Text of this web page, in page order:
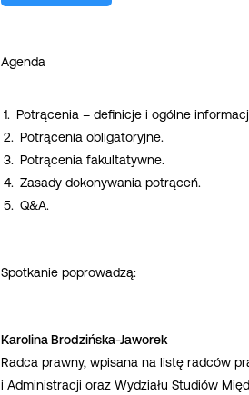
Agenda
Potrącenia – definicje i ogólne
Potrącenia obligatoryjne.
Potrącenia fakultatywne.
Zasady dokonywania potrąceń.
Q&A.
Spotkanie poprowadzą:
Karolina Brodzińska-Jaworek
Radca prawny, wpisana na listę radców
i Administracji oraz Wydziału Studiów